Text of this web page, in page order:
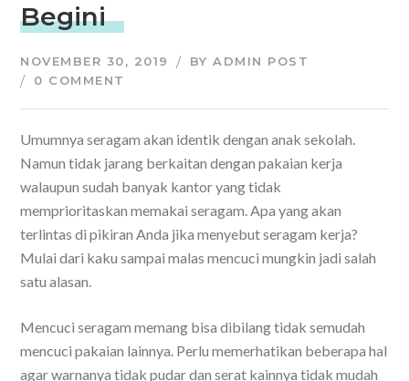
Begini
NOVEMBER 30, 2019 BYADMIN POST
0 COMMENT
Umumnya seragam akan identik dengan anak sekolah.
Namun tidak jarang berkaitan dengan pakaian kerja
walaupun sudah banyak kantor yang tidak
memprioritaskan memakai seragam. Apa yang akan
terlintas di pikiran Anda jika menyebut seragam kerja?
Mulai dari kaku sampai malas mencuci mungkin jadi salah
satu alasan.
Mencuci seragam memang bisa dibilang tidak semudah
mencuci pakaian lainnya. Perlu memerhatikan beberapa hal
agar warnanya tidak pudar dan serat kainnya tidak mudah